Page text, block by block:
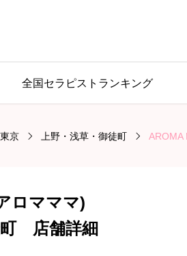
全国セラピストランキング
東京 上野・浅草・御徒町 AROMA
ロマママ)
町 店舗詳細